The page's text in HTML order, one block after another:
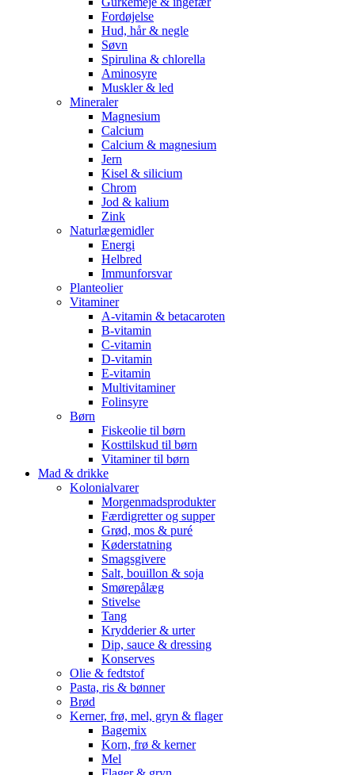
Fordøjelse
Hud, hår & negle
Søvn
Spirulina & chlorella
Aminosyre
Muskler & led
Mineraler
Magnesium
Calcium
Calcium & magnesium
Jern
Kisel & silicium
Chrom
Jod & kalium
Zink
Naturlægemidler
Energi
Helbred
Immunforsvar
Planteolier
Vitaminer
A-vitamin & betacaroten
B-vitamin
C-vitamin
D-vitamin
E-vitamin
Multivitaminer
Folinsyre
Børn
Fiskeolie til børn
Kosttilskud til børn
Vitaminer til børn
Mad & drikke
Kolonialvarer
Morgenmadsprodukter
Færdigretter og supper
Grød, mos & puré
Køderstatning
Smagsgivere
Salt, bouillon & soja
Smørepålæg
Stivelse
Tang
Krydderier & urter
Dip, sauce & dressing
Konserves
Olie & fedtstof
Pasta, ris & bønner
Brød
Kerner, frø, mel, gryn & flager
Bagemix
Korn, frø & kerner
Mel